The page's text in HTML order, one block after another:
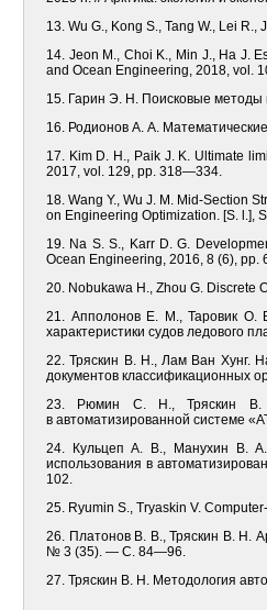
13. Wu G., Kong S., Tang W., Lei
14. Jeon M., Choi K., Min J., Ha J.
and Ocean Engineering, 2018, vol.
15. Гарин Э. Н. Поисковые методы
16. Родионов А. А.
17. Kim D. H., Paik J. K. Ultimate
2017, vol. 129, pp. 318—334.
18. Wang Y., Wu J. M. Mid-Section
on Engineering Optimization. [S. l.],
19. Na S. S., Karr D. G.
Ocean Engineering, 2016, 8 (6),
20. Nobukawa H., Zhou G. Discrete
21. Апполонов Е. М., Таровик О.
характеристики судов ледового
22. Тряскин В. Н., Лам Ван Хунг.
документов
23. Рюмин С. Н., Тряскин В. Н.
в автоматизированной системе
24. Кульцеп А. В., Манухин В.
использования в
102.
25. Ryumin S., Tryaskin V.
26. Платонов В. В., Тряскин В. Н.
№ 3 (35). — С. 84—96.
27. Тряскин В. Н. Методология